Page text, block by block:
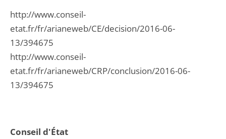
Conseil d'État
http://www.conseil-
etat.fr/fr/arianeweb/CE/decision/2016-06-
13/394675
http://www.conseil-
etat.fr/fr/arianeweb/CRP/conclusion/2016-06-
13/394675